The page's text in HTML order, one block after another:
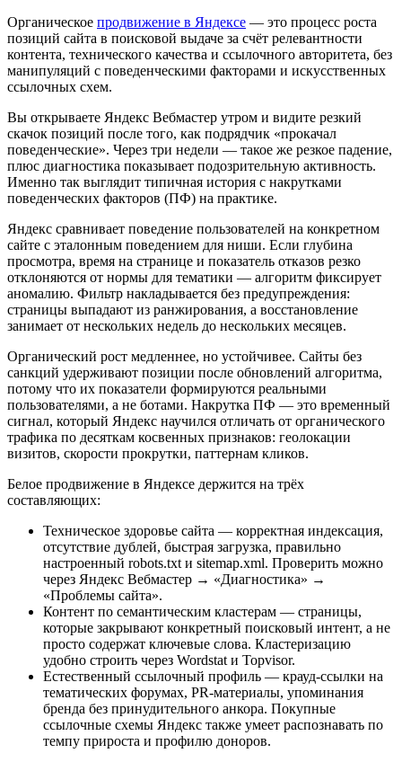
Органическое продвижение в Яндексе — это процесс роста
позиций сайта в поисковой выдаче за счёт релевантности
контента, технического качества и ссылочного авторитета, без
манипуляций с поведенческими факторами и искусственных
ссылочных схем.
Вы открываете Яндекс Вебмастер утром и видите резкий
скачок позиций после того, как подрядчик «прокачал
поведенческие». Через три недели — такое же резкое падение,
плюс диагностика показывает подозрительную активность.
Именно так выглядит типичная история с накрутками
поведенческих факторов (ПФ) на практике.
Яндекс сравнивает поведение пользователей на конкретном
сайте с эталонным поведением для ниши. Если глубина
просмотра, время на странице и показатель отказов резко
отклоняются от нормы для тематики — алгоритм фиксирует
аномалию. Фильтр накладывается без предупреждения:
страницы выпадают из ранжирования, а восстановление
занимает от нескольких недель до нескольких месяцев.
Органический рост медленнее, но устойчивее. Сайты без
санкций удерживают позиции после обновлений алгоритма,
потому что их показатели формируются реальными
пользователями, а не ботами. Накрутка ПФ — это временный
сигнал, который Яндекс научился отличать от органического
трафика по десяткам косвенных признаков: геолокации
визитов, скорости прокрутки, паттернам кликов.
Белое продвижение в Яндексе держится на трёх
составляющих:
Техническое здоровье сайта — корректная индексация,
отсутствие дублей, быстрая загрузка, правильно
настроенный robots.txt и sitemap.xml. Проверить можно
через Яндекс Вебмастер → «Диагностика» →
«Проблемы сайта».
Контент по семантическим кластерам — страницы,
которые закрывают конкретный поисковый интент, а не
просто содержат ключевые слова. Кластеризацию
удобно строить через Wordstat и Topvisor.
Естественный ссылочный профиль — крауд-ссылки на
тематических форумах, PR-материалы, упоминания
бренда без принудительного анкора. Покупные
ссылочные схемы Яндекс также умеет распознавать по
темпу прироста и профилю доноров.